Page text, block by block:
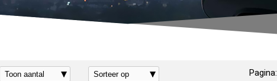
DE AUTOBRANCHE Pagina: